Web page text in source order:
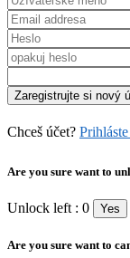
Chceš účet?
Are you sure want to
Unlock left : 0 Yes
Are you sure want to